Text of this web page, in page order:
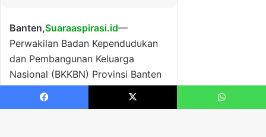
Facebook X WhatsApp